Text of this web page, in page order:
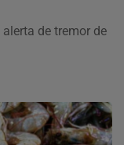
de tremor de